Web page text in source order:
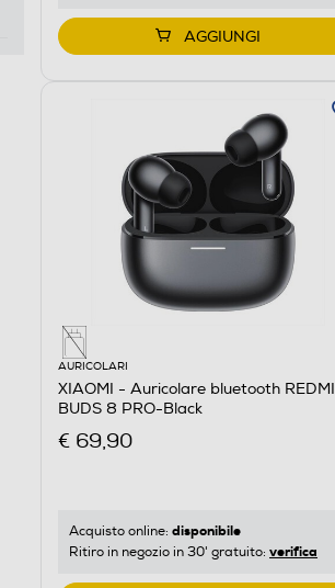
AGGIUNGI
AURICOLARI
XIAOMI - Auricolare bluetooth REDMI
BUDS 8 PRO-Black
€ 69,90
Acquisto online: disponibile
Ritiro in negozio in 30' gratuito: verifica